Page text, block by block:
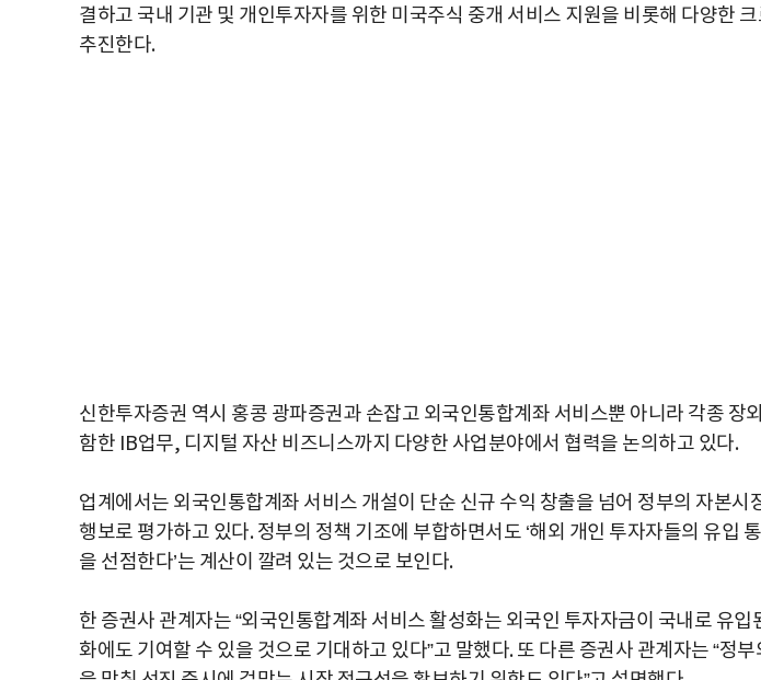
결하고 국내 기관 및 개인투자자를 위한 미국주식 중개 서비스 지원을 비롯해 다양한
추진한다.
신한투자증권 역시 홍콩 광파증권과 손잡고 외국인통합계좌 서비스뿐 아니라 각종 장
함한 IB업무, 디지털 자산 비즈니스까지 다양한 사업분야에서 협력을 논의하고 있다.
업계에서는 외국인통합계좌 서비스 개설이 단순 신규 수익 창출을 넘어 정부의 자본시
행보로 평가하고 있다. 정부의 정책 기조에 부합하면서도 ‘해외 개인 투자자들의 유입
을 선점한다’는 계산이 깔려 있는 것으로 보인다.
한 증권사 관계자는 “외국인통합계좌 서비스 활성화는 외국인 투자자금이 국내로 유
화에도 기여할 수 있을 것으로 기대하고 있다”고 말했다. 또 다른 증권사 관계자는 “정